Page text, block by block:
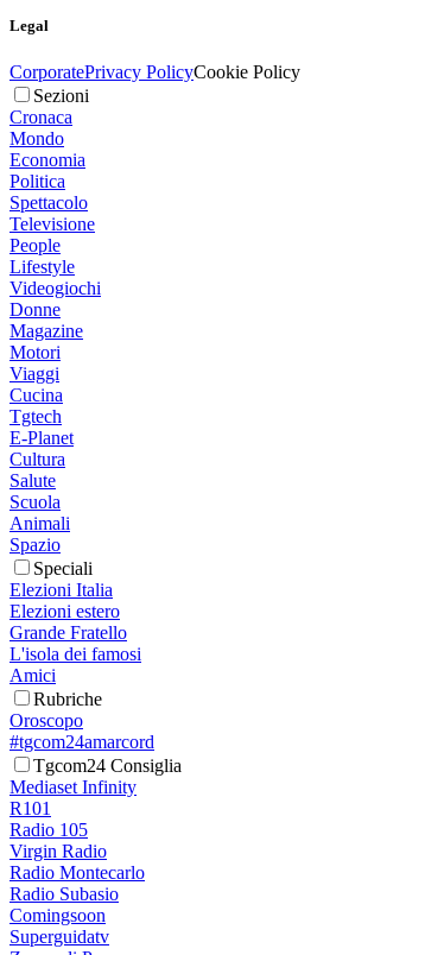
Legal
CorporatePrivacy PolicyCookie Policy
Sezioni
Cronaca
Mondo
Economia
Politica
Spettacolo
Televisione
People
Lifestyle
Videogiochi
Donne
Magazine
Motori
Viaggi
Cucina
Tgtech
E-Planet
Cultura
Salute
Scuola
Animali
Spazio
Speciali
Elezioni Italia
Elezioni estero
Grande Fratello
L'isola dei famosi
Amici
Rubriche
Oroscopo
#tgcom24amarcord
Tgcom24 Consiglia
Mediaset Infinity
R101
Radio 105
Virgin Radio
Radio Montecarlo
Radio Subasio
Comingsoon
Superguidatv